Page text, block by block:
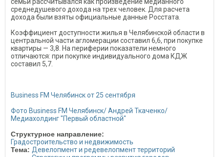
среднедушевого дохода на трех человек. Для расчета
дохода были взяты официальные данные Росстата.
Коэффициент доступности жилья в Челябинской области в
центральной части агломерации составил 6,6, при покупке
квартиры — 3,8. На периферии показатели немного
отличаются: при покупке индивидуального дома КДЖ
составил 5,7.
Business FM Челябинск от 25 сентября
Фото Business FM Челябинск/ Андрей Ткаченко/
Медиахолдинг "Первый областной"
Структурное направление:
Градостроительство и недвижимость
Тема: Девелопмент и редевелопмент территорий